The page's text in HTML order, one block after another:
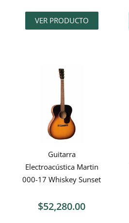
VER PRODUCTO
Guitarra
Electroacústica Martin
000-17 Whiskey Sunset
$52,280.00